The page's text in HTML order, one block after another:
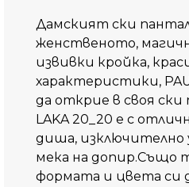
Дамският ски
женственото,
извивки кройка,
характеристики,
да открие в своя
LAKA 20_20 е с
диша, изключително
мека на допир.Също
формата и цвета си